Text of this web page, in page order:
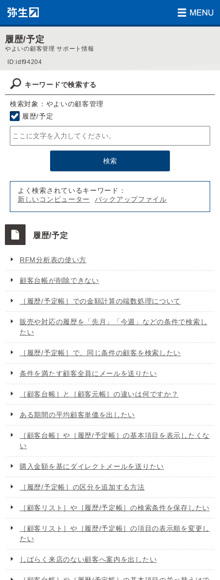
履歴/予定
やよいの顧客管理 サポート情報
ID:idf94204
キーワードで検索する
検索対象：やよいの顧客管理
履歴/予定
よく検索されているキーワード：
新しいコンピューター
バックアップファイル
履歴/予定
RFM分析表の使い方
顧客台帳が削除できない
［履歴/予定帳］での金額計算の端数処理について
販売や対応の履歴を「先月」「今週」などの条件で検索し
たい
［履歴/予定帳］で、同じ条件の顧客を検索したい
条件を満たす顧客全員にメールを送りたい
［顧客台帳］と［顧客元帳］の違いは何ですか？
ある期間の平均顧客単価を出したい
［顧客台帳］や［履歴/予定帳］の基本項目を表示したくな
い
購入金額を基にダイレクトメールを送りたい
［履歴/予定帳］の区分を追加する方法
［顧客リスト］や［履歴/予定帳］の検索条件を保存したい
［顧客リスト］や［履歴/予定帳］の項目の表示順を変更し
たい
しばらく来店のない顧客へ案内を出したい